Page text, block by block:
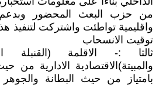
من حزب البعث المحضور
واقليمية تواطئت واشتركت لتنفيذ
توقيت الانسحاب
ثالثا :- الاقلمة (القنبلة
والمبيتة)الاقتصادية الادارية من
بامتياز من حيث البطانة